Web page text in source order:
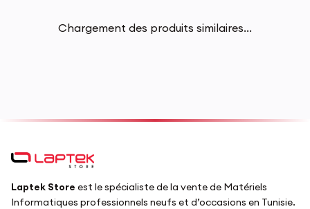
Chargement des produits similaires...
Laptek Store est le spécialiste de la vente de Matériels
Informatiques professionnels neufs et d’occasions en Tunisie.